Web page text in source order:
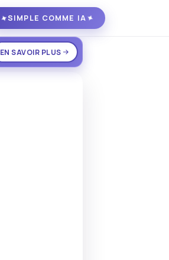
✦SIMPLE COMME IA✦
EN SAVOIR PLUS